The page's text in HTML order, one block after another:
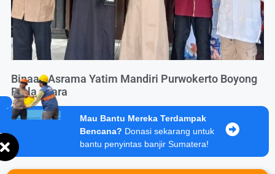
Binaan Asrama Yatim Mandiri Purwokerto Boyong
Piala Juara
Mau Bantu Mereka Terdampak
Bencana? Donasi sekarang untuk
bantu penyintas banjir Sumatera!